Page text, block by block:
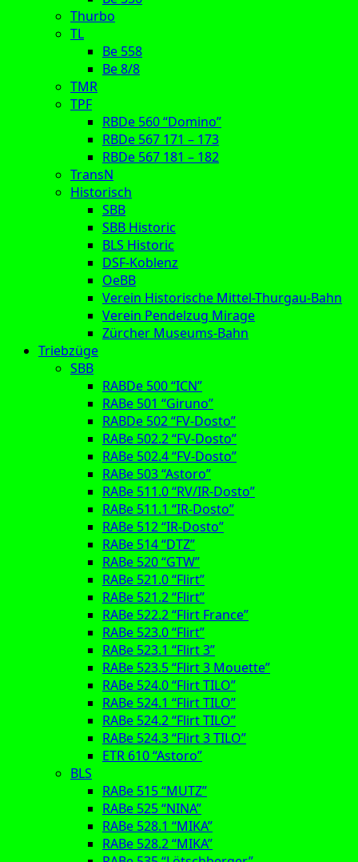
Thurbo
TL
Be 558
Be 8/8
TMR
TPF
RBDe 560 “Domino”
RBDe 567 171 – 173
RBDe 567 181 – 182
TransN
Historisch
SBB
SBB Historic
BLS Historic
DSF-Koblenz
OeBB
Verein Historische Mittel-Thurgau-Bahn
Verein Pendelzug Mirage
Zürcher Museums-Bahn
Triebzüge
SBB
RABDe 500 “ICN”
RABe 501 “Giruno”
RABDe 502 “FV-Dosto”
RABe 502.2 “FV-Dosto”
RABe 502.4 “FV-Dosto”
RABe 503 “Astoro”
RABe 511.0 “RV/IR-Dosto”
RABe 511.1 “IR-Dosto”
RABe 512 “IR-Dosto”
RABe 514 “DTZ”
RABe 520 “GTW”
RABe 521.0 “Flirt”
RABe 521.2 “Flirt”
RABe 522.2 “Flirt France”
RABe 523.0 “Flirt”
RABe 523.1 “Flirt 3”
RABe 523.5 “Flirt 3 Mouette”
RABe 524.0 “Flirt TILO”
RABe 524.1 “Flirt TILO”
RABe 524.2 “Flirt TILO”
RABe 524.3 “Flirt 3 TILO”
ETR 610 “Astoro”
BLS
RABe 515 “MUTZ”
RABe 525 “NINA”
RABe 528.1 “MIKA”
RABe 528.2 “MIKA”